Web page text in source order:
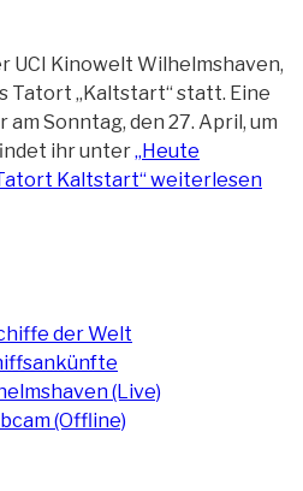
UCI Kinowelt Wilhelmshaven,
Tatort „Kaltstart“ statt. Eine
Sonntag, den 27. April, um
ihr unter„Heute
Kaltstart“weiterlesen
der Welt
(Live)
(Offline)